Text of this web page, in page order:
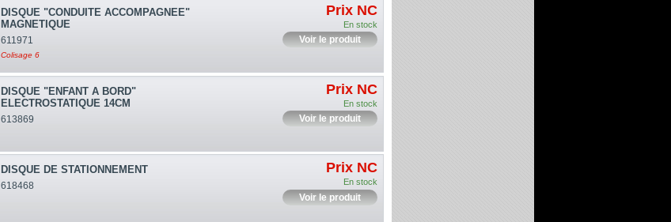
DISQUE "CONDUITE ACCOMPAGNEE"
MAGNETIQUE
611971
Colisage 6
Prix NC
En stock
Voir le produit
DISQUE "ENFANT A BORD"
ELECTROSTATIQUE 14CM
613869
Prix NC
En stock
Voir le produit
DISQUE DE STATIONNEMENT
618468
Prix NC
En stock
Voir le produit